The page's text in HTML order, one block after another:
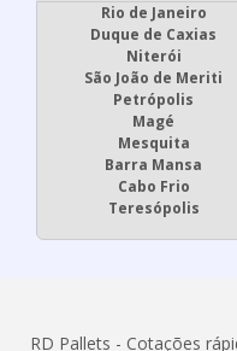
Rio de Janeiro
Duque de Caxias
Niterói
São João de Meriti
Petrópolis
Magé
Mesquita
Barra Mansa
Cabo Frio
Teresópolis
RD Pallets - Cotações